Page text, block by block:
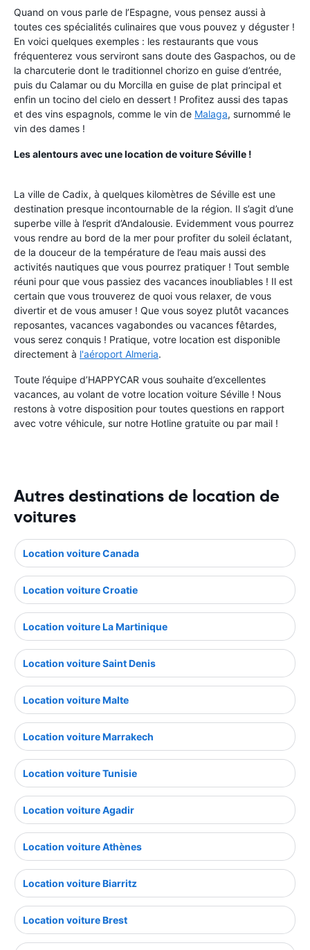
Quand on vous parle de l’Espagne, vous pensez aussi à
toutes ces spécialités culinaires que vous pouvez y déguster !
En voici quelques exemples : les restaurants que vous
fréquenterez vous serviront sans doute des Gaspachos, ou de
la charcuterie dont le traditionnel chorizo en guise d’entrée,
puis du Calamar ou du Morcilla en guise de plat principal et
enfin un tocino del cielo en dessert ! Profitez aussi des tapas
et des vins espagnols, comme le vin de Malaga, surnommé le
vin des dames !
Les alentours avec une location de voiture Séville !
La ville de Cadix, à quelques kilomètres de Séville est une
destination presque incontournable de la région. Il s’agit d’une
superbe ville à l’esprit d’Andalousie. Evidemment vous pourrez
vous rendre au bord de la mer pour profiter du soleil éclatant,
de la douceur de la température de l’eau mais aussi des
activités nautiques que vous pourrez pratiquer ! Tout semble
réuni pour que vous passiez des vacances inoubliables ! Il est
certain que vous trouverez de quoi vous relaxer, de vous
divertir et de vous amuser ! Que vous soyez plutôt vacances
reposantes, vacances vagabondes ou vacances fêtardes,
vous serez conquis ! Pratique, votre location est disponible
directement à l'aéroport Almeria.
Toute l’équipe d’HAPPYCAR vous souhaite d’excellentes
vacances, au volant de votre location voiture Séville ! Nous
restons à votre disposition pour toutes questions en rapport
avec votre véhicule, sur notre Hotline gratuite ou par mail !
Autres destinations de location de
voitures
Location voiture Canada
Location voiture Croatie
Location voiture La Martinique
Location voiture Saint Denis
Location voiture Malte
Location voiture Marrakech
Location voiture Tunisie
Location voiture Agadir
Location voiture Athènes
Location voiture Biarritz
Location voiture Brest